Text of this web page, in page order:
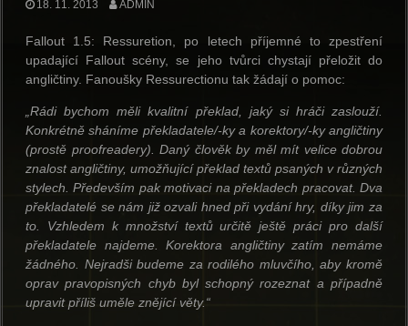
18. 11. 2013 ADMIN
Fallout 1.5: Ressuretion, po letech příjemné to zpestření
upadající Fallout scény, se jeho tvůrci chystají přeložit do
angličtiny. Fanoušky Ressurectionu tak žádají o pomoc:
„Rádi bychom měli kvalitní překlad, jaký si hráči zaslouží.
Konkrétně sháníme překladatele/-ky a korektory/-ky angličtiny
(prostě proofreadery). Daný člověk by měl mít velice dobrou
znalost angličtiny, umožňující překlad textů psaných v různých
stylech. Především pak motivaci na překladech pracovat. Dva
překladatelé se nám již ozvali hned při vydání hry, díky jim za
to. Vzhledem k množství textů určitě ještě práci pro další
překladatele najdeme. Korektora angličtiny zatím nemáme
žádného. Nejradši budeme za rodilého mluvčího, aby kromě
oprav pravopisných chyb byl schopný rozeznat a případně
upravit příliš uměle znějící věty.“